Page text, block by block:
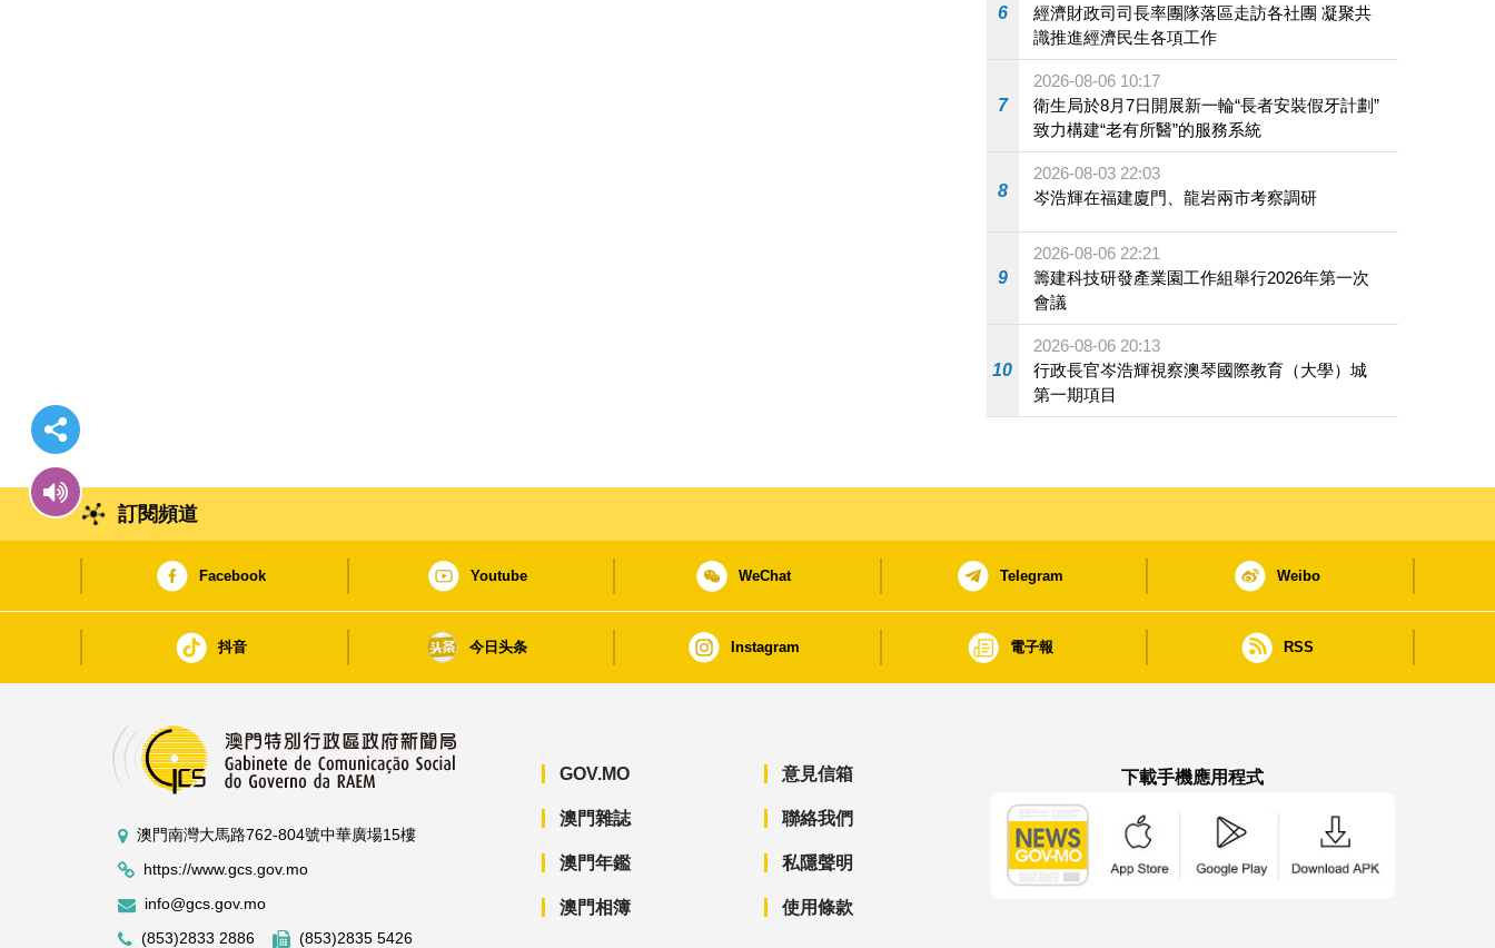
6
經濟財政司司長率團隊落區走訪各社團 凝聚共
識推進經濟民生各項工作
7
2026-08-06 10:17
衛生局於8月7日開展新一輪“長者安裝假牙計劃”
致力構建“老有所醫”的服務系統
8
2026-08-03 22:03
岑浩輝在福建廈門、龍岩兩市考察調研
9
2026-08-06 22:21
籌建科技研發產業園工作組舉行2026年第一次
會議
10
2026-08-06 20:13
行政長官岑浩輝視察澳琴國際教育（大學）城
第一期項目
訂閱頻道
Facebook Youtube WeChat Telegram Weibo
抖音 今日头条 Instagram 電子報 RSS
澳門南灣大馬路762-804號中華廣場15樓
https://www.gcs.gov.mo
info@gcs.gov.mo
(853)2833 2886
(853)2835 5426
GOV.MO
澳門雜誌
澳門年鑑
澳門相簿
意見信箱
聯絡我們
私隱聲明
使用條款
下載手機應用程式